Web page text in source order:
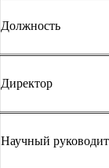
Должность
Директор
Научный